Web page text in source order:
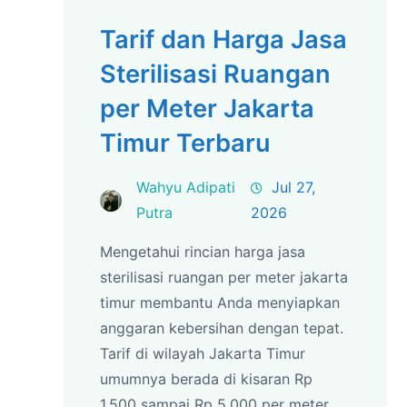
Tarif dan Harga Jasa
Sterilisasi Ruangan
per Meter Jakarta
Timur Terbaru
Wahyu Adipati
Putra
Jul 27,
2026
Mengetahui rincian harga jasa
sterilisasi ruangan per meter jakarta
timur membantu Anda menyiapkan
anggaran kebersihan dengan tepat.
Tarif di wilayah Jakarta Timur
umumnya berada di kisaran Rp